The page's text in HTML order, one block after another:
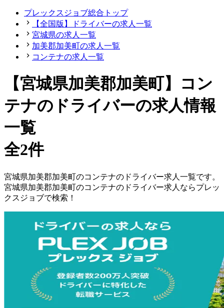
プレックスジョブ総合トップ
【全国版】ドライバーの求人一覧
宮城県の求人一覧
加美郡加美町の求人一覧
コンテナの求人一覧
【宮城県加美郡加美町】コン
テナのドライバーの求人情報
一覧
全2件
宮城県加美郡加美町のコンテナの ドライバー求人一覧です。
宮城県加美郡加美町のコンテナの ドライバー求人ならプレッ
クスジョブで検索！